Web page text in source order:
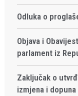
Odluka o
Objava i
parlament iz
Zaključak o
izmjena i